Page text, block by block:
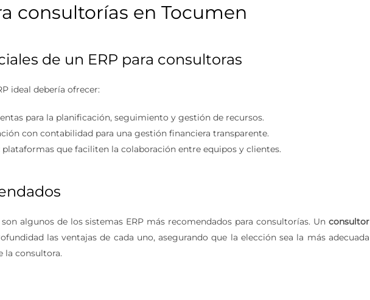
consultorías en Tocumen
de un ERP para consultoras
ideal debería ofrecer:
para la planificación, seguimiento y gestión de recursos.
con contabilidad para una gestión financiera transparente.
plataformas que faciliten la colaboración entre equipos y clientes.
algunos de los sistemas ERP más recomendados para consultorías. Un consultor
las ventajas de cada uno, asegurando que la elección sea la más adecuada
la consultora.